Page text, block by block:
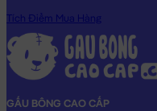
Tích Điểm Mua Hàng
GẤU BÔNG CAO CẤP